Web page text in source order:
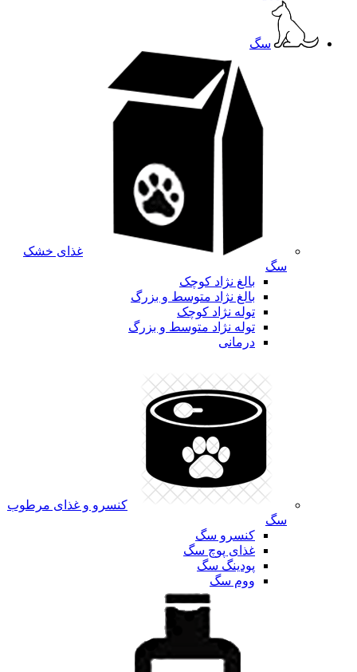
سگ
غذای خشک
سگ
بالغ نژاد کوچک
بالغ نژاد متوسط و بزرگ
توله نژاد کوچک
توله نژاد متوسط و بزرگ
درمانی
کنسرو و غذای مرطوب
سگ
کنسرو سگ
غذای پوچ سگ
پودینگ سگ
ووم سگ